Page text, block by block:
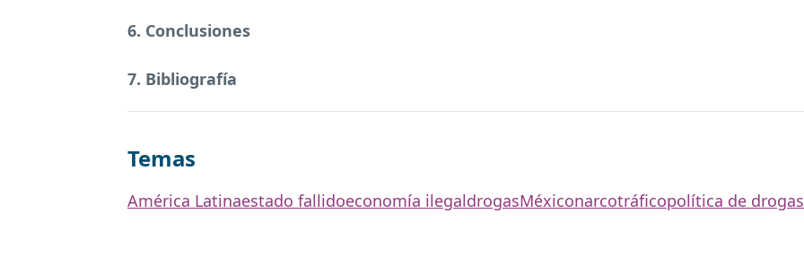
6. Conclusiones
7. Bibliografía
Temas
América Latinaestado fallidoeconomía ilegaldrogasMéxiconarcotráficopolítica de drogas